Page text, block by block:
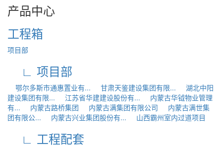
产品中心
工程箱
项目部
∟ 项目部
鄂尔多斯市通惠置业有... 甘肃天鉴建设集团有限...
湖北中阳
建设集团有限...
江苏省华建建设股份有...
内蒙古华钺物业管理
有...
内蒙古路桥集团 内蒙古满集团有限公司
内蒙古满世集
团有限公...
内蒙古兴业集团股份有... 山西霸州室内过道项目
∟ 工程配套